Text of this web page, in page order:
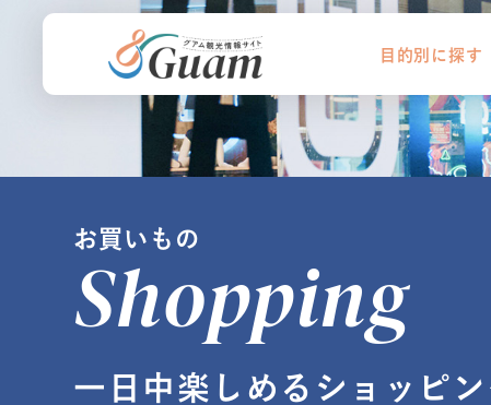
目的別に探す
お買いもの
Shopping
一日中楽しめるショッピン